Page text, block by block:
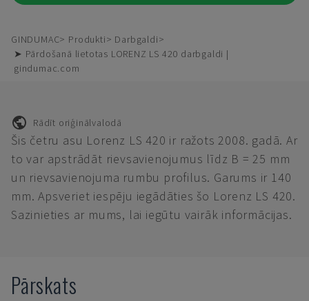
GINDUMAC Produkti
Darbgaldi
➤ Pārdošanā lietotas LORENZ LS 420 darbgaldi |
gindumac.com
Rādīt oriģinālvalodā
Šis četru asu Lorenz LS 420 ir ražots 2008. gadā. Ar
to var apstrādāt rievsavienojumus līdz B = 25 mm
un rievsavienojuma rumbu profilus. Garums ir 140
mm. Apsveriet iespēju iegādāties šo Lorenz LS 420.
Sazinieties ar mums, lai iegūtu vairāk informācijas.
Pārskats